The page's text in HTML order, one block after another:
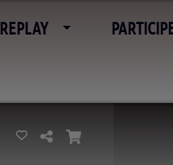
REPLAY